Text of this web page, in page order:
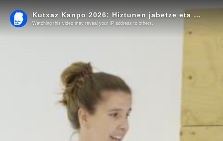
Kutxaz Kanpo 2026: Hiztunen jabetze eta ahalduntzea
Watching this video may reveal your IP address to others.